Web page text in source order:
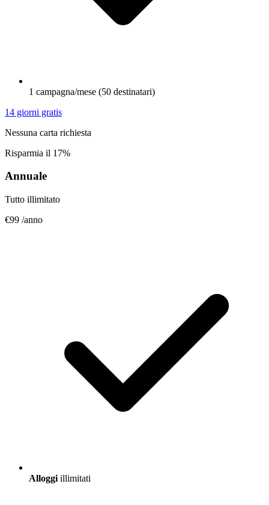
1 campagna/mese (50 destinatari)
14 giorni gratis
Nessuna carta richiesta
Risparmia il 17%
Annuale
Tutto illimitato
€99 /anno
Alloggi illimitati